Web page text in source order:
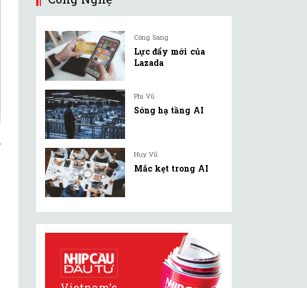
Công Sang
Lực đẩy mới của
Lazada
Phi Vũ
Sóng hạ tầng AI
Huy Vũ
Mắc kẹt trong AI